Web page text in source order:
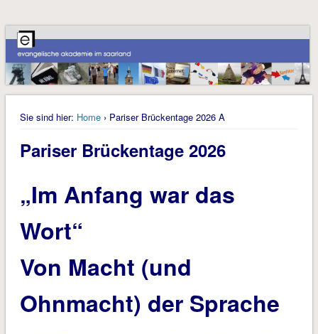
Sie sind hier: Home› Pariser Brückentage 2026 A
Pariser Brückentage 2026
„Im Anfang war das
Wort“
Von Macht (und
Ohnmacht) der Sprache